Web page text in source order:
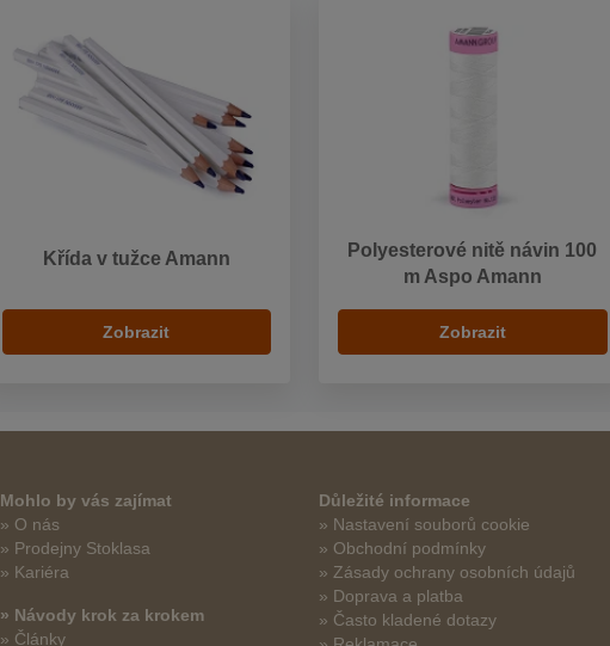
Křída v tužce Amann
Zobrazit
Polyesterové nitě návin 100
m Aspo Amann
Zobrazit
Mohlo by vás zajímat
» O nás
» Prodejny Stoklasa
» Kariéra
» Návody krok za krokem
» Články
Důležité informace
» Nastavení souborů cookie
» Obchodní podmínky
» Zásady ochrany osobních údajů
» Doprava a platba
» Často kladené dotazy